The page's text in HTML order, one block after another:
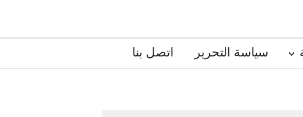
سياسة التحرير اتصل بنا